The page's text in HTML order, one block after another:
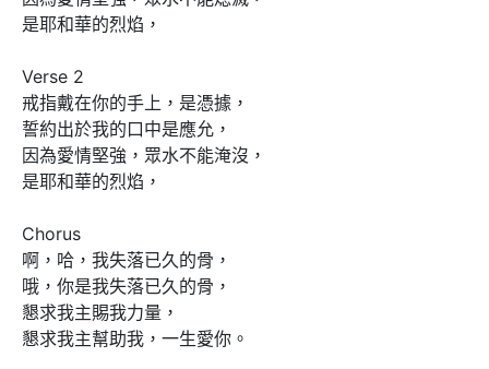
是耶和華的烈焰，
Verse 2
戒指戴在你的手上，是憑據，
誓約出於我的口中是應允，
因為愛情堅強，眾水不能淹沒，
是耶和華的烈焰，
Chorus
啊，哈，我失落已久的骨，
哦，你是我失落已久的骨，
懇求我主賜我力量，
懇求我主幫助我，一生愛你。